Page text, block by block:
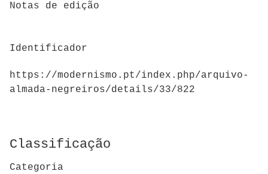
Notas de edição
Identificador
https://modernismo.pt/index.php/arquivo-
almada-negreiros/details/33/822
Classificação
Categoria